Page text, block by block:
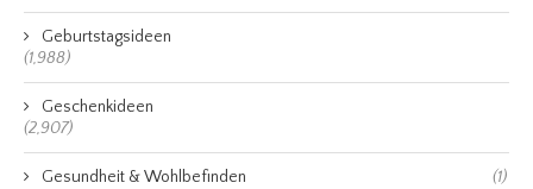
Geburtstagsideen
(1,988)
Geschenkideen
(2,907)
Gesundheit & Wohlbefinden (1)